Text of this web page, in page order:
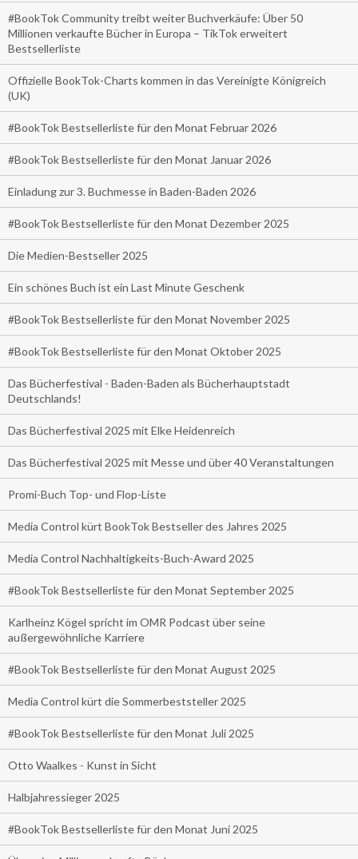
#BookTok Community treibt weiter Buchverkäufe: Über 50
Millionen verkaufte Bücher in Europa – TikTok erweitert
Bestsellerliste
Offizielle BookTok-Charts kommen in das Vereinigte Königreich
(UK)
#BookTok Bestsellerliste für den Monat Februar 2026
#BookTok Bestsellerliste für den Monat Januar 2026
Einladung zur 3. Buchmesse in Baden-Baden 2026
#BookTok Bestsellerliste für den Monat Dezember 2025
Die Medien-Bestseller 2025
Ein schönes Buch ist ein Last Minute Geschenk
#BookTok Bestsellerliste für den Monat November 2025
#BookTok Bestsellerliste für den Monat Oktober 2025
Das Bücherfestival - Baden-Baden als Bücherhauptstadt
Deutschlands!
Das Bücherfestival 2025 mit Elke Heidenreich
Das Bücherfestival 2025 mit Messe und über 40 Veranstaltungen
Promi-Buch Top- und Flop-Liste
Media Control kürt BookTok Bestseller des Jahres 2025
Media Control Nachhaltigkeits-Buch-Award 2025
#BookTok Bestsellerliste für den Monat September 2025
Karlheinz Kögel spricht im OMR Podcast über seine
außergewöhnliche Karriere
#BookTok Bestsellerliste für den Monat August 2025
Media Control kürt die Sommerbeststeller 2025
#BookTok Bestsellerliste für den Monat Juli 2025
Otto Waalkes - Kunst in Sicht
Halbjahressieger 2025
#BookTok Bestsellerliste für den Monat Juni 2025